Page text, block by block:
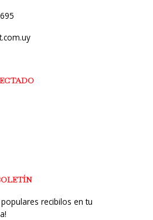
recibilos en tu